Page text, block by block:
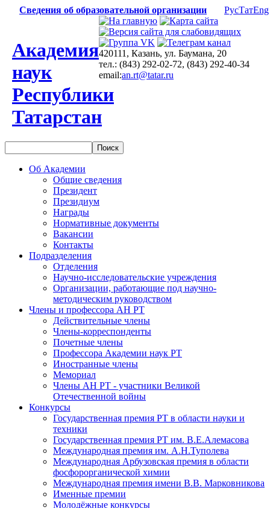
Сведения об образовательной организации РусТатEng
Академия
наук
Республики
Татарстан
420111, Казань, ул. Баумана, 20
тел.: (843) 292-02-72, (843) 292-40-34
email:an.rt@tatar.ru
Об Академии
Общие сведения
Президент
Президиум
Награды
Нормативные документы
Вакансии
Контакты
Подразделения
Отделения
Научно-исследовательские учреждения
Организации, работающие под научно-
методическим руководством
Члены и профессора АН РТ
Действительные члены
Члены-корреспонденты
Почетные члены
Профессора Академии наук РТ
Иностранные члены
Мемориал
Члены АН РТ - участники Великой
Отечественной войны
Конкурсы
Государственная премия РТ в области науки и
техники
Государственная премия РТ им. В.Е.Алемасова
Международная премия им. А.Н.Туполева
Международная Арбузовская премия в области
фосфорорганической химии
Международная премия имени В.В. Марковникова
Именные премии
Молодёжные конкурсы